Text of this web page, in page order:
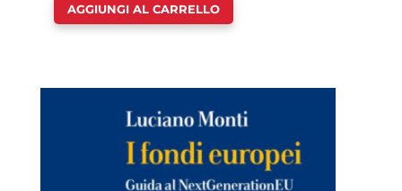
AGGIUNGI AL CARRELLO